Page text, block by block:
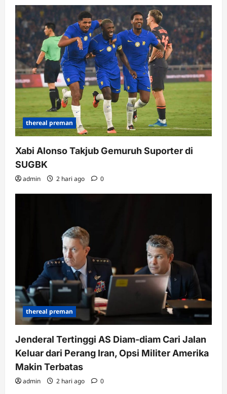
thereal preman
Xabi Alonso Takjub Gemuruh Suporter di
SUGBK
admin 2 hari ago 0
thereal preman
Jenderal Tertinggi AS Diam-diam Cari Jalan
Keluar dari Perang Iran, Opsi Militer Amerika
Makin Terbatas
admin 2 hari ago 0